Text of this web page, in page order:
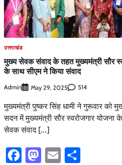
उत्तराखंड
मुख्य सेवक संवाद के तहत मुख्यमंत्री सौर
के साथ सीएम ने किया संवाद
Admin May 29, 2025 514
मुख्यमंत्री पुष्कर सिंह धामी ने गुरूवार को
सदन में मुख्यमंत्री सौर स्वरोजगार
सेवक संवाद […]
Facebook
Mastodon
Email